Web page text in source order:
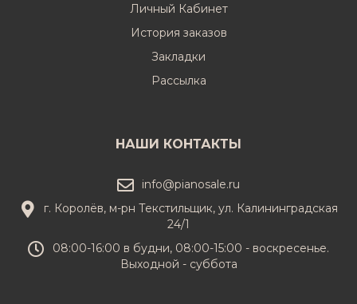
Личный Кабинет
История заказов
Закладки
Рассылка
НАШИ КОНТАКТЫ
info@pianosale.ru
г. Королёв, м-рн Текстильщик, ул. Калининградская
24/1
08:00-16:00 в будни, 08:00-15:00 - воскресенье.
Выходной - суббота